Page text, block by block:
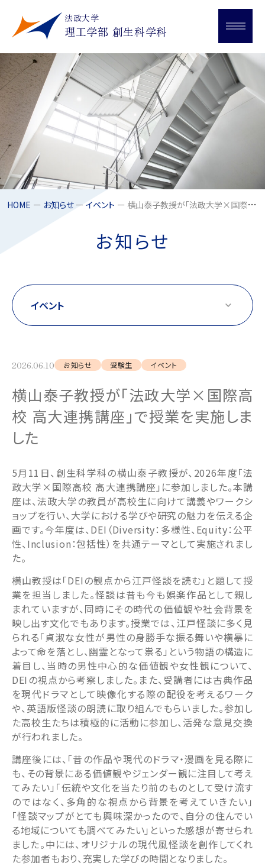
法政大学
理工学部 創生科学科
HOME お知らせ イベント 横山泰子教授が「法政大学×国際高校 高大連携講座」で授業を実施しました
お知らせ
2026.06.10 お知らせ 受験生 イベント
横山泰子教授が「法政大学×国際高
校 高大連携講座」で授業を実施しま
した
5月11日、創生科学科の横山泰子教授が、2026年度「法
政大学×国際高校 高大連携講座」に参加しました。本講
座は、法政大学の教員が高校生に向けて講義やワークシ
ョップを行い、大学における学びや研究の魅力を伝える企
画です。今年度は、DEI（Diversity：多様性、Equity：公平
性、Inclusion：包括性）を共通テーマとして実施されまし
た。
横山教授は「DEIの観点から江戸怪談を読む」と題して授
業を担当しました。怪談は昔も今も娯楽作品として親し
まれていますが、同時にその時代の価値観や社会背景を
映し出す文化でもあります。授業では、江戸怪談に多く見
られる「貞淑な女性が男性の身勝手な振る舞いや横暴に
よって命を落とし、幽霊となって祟る」という物語の構造に
着目し、当時の男性中心的な価値観や女性観について、
DEIの視点から考察しました。また、受講者には古典作品
を現代ドラマとして映像化する際の配役を考えるワーク
や、英語版怪談の朗読に取り組んでもらいました。参加し
た高校生たちは積極的に活動に参加し、活発な意見交換
が行われました。
講座後には、「昔の作品や現代のドラマ・漫画を見る際に
も、その背景にある価値観やジェンダー観に注目して考え
てみたい」「伝統や文化を当たり前のものとして受け流す
のではなく、多角的な視点から背景を考えていきたい」
「怪談マップがとても興味深かったので、自分の住んでい
る地域についても調べてみたい」といった感想が寄せられ
ました。中には、オリジナルの現代風怪談を創作してくれ
た参加者もおり、充実した学びの時間となりました。